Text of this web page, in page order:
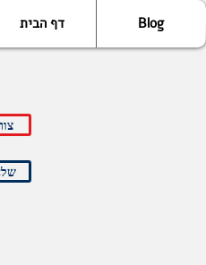
דף הבית Blog